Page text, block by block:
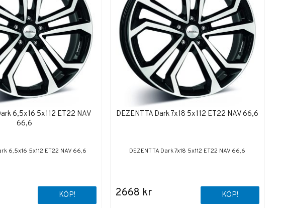
6,5x16 5x112 ET22 NAV
66,6
6,5x16 5x112 ET22 NAV 66,6
KÖP!
DEZENT TA Dark 7x18 5x112 ET22 NAV 66,6
DEZENT TA Dark 7x18 5x112 ET22 NAV 66,6
2668 kr KÖP!